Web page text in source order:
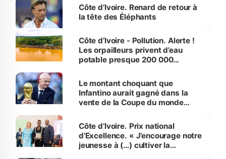
Côte d’Ivoire. Renard de retour à
la tête des Éléphants
Côte d’Ivoire - Pollution. Alerte !
Les orpailleurs privent d’eau
potable presque 200 000
Le montant choquant que
Infantino aurait gagné dans la
vente de la Coupe du monde
Côte d’Ivoire. Prix national
d’Excellence. « J’encourage notre
jeunesse à (…) cultiver la